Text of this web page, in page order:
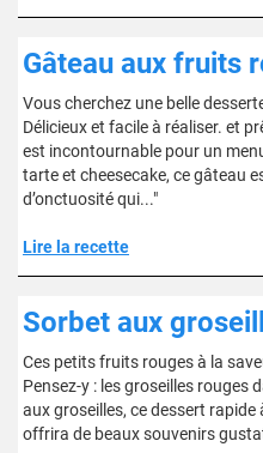
Gâteau aux fruits
Vous cherchez une belle
Délicieux et facile à réaliser. et
est incontournable pour un
tarte et cheesecake, ce gâteau
d’onctuosité qui..."
Lire la recette
Sorbet aux
Ces petits fruits rouges à la
Pensez-y : les groseilles rouges
aux groseilles, ce dessert
offrira de beaux souvenirs